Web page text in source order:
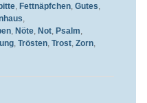
, Fettnäpfchen, Gutes,
,
, Nöte, Not, Psalm,
, Trösten, Trost, Zorn,